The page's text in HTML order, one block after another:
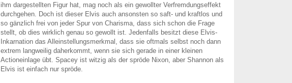
ihm dargestellten Figur hat, mag noch als ein gewollter Verfremdungseffekt
durchgehen. Doch ist dieser Elvis auch ansonsten so saft- und kraftlos und
so gänzlich frei von jeder Spur von Charisma, dass sich schon die Frage
stellt, ob dies wirklich genau so gewollt ist. Jedenfalls besitzt diese Elvis-
Inkarnation das Alleinstellungsmerkmal, dass sie oftmals selbst noch dann
extrem langweilig daherkommt, wenn sie sich gerade in einer kleinen
Actioneinlage übt. Spacey ist witzig als der spröde Nixon, aber Shannon als
Elvis ist einfach nur spröde.